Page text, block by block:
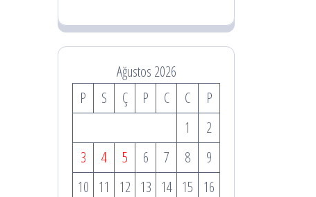
Ağustos 2026
P
S Ç P C C
P
1
2
3
4 5 6 7 8
9
10 11 12 13 14 15
16